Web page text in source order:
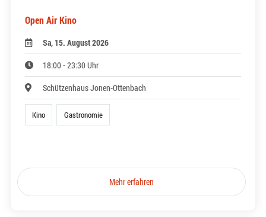
Open Air Kino
Sa, 15. August 2026
18:00 - 23:30 Uhr
Schützenhaus Jonen-Ottenbach
Kino Gastronomie
Mehr erfahren